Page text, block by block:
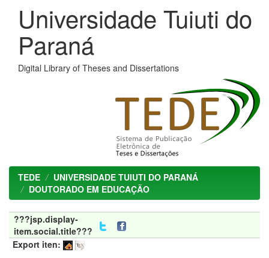
Universidade Tuiuti do
Paraná
Digital Library of Theses and Dissertations
TEDE
UNIVERSIDADE TUIUTI DO PARANÁ
DOUTORADO EM EDUCAÇÃO
???jsp.display-
item.social.title???
Export iten: